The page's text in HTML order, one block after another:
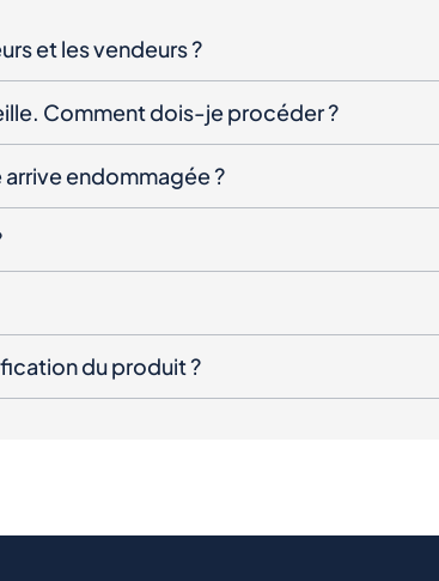
et les vendeurs ?
Comment dois-je procéder ?
endommagée ?
du produit ?